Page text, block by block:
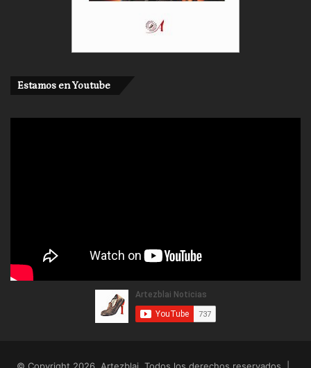
Estamos en Youtube